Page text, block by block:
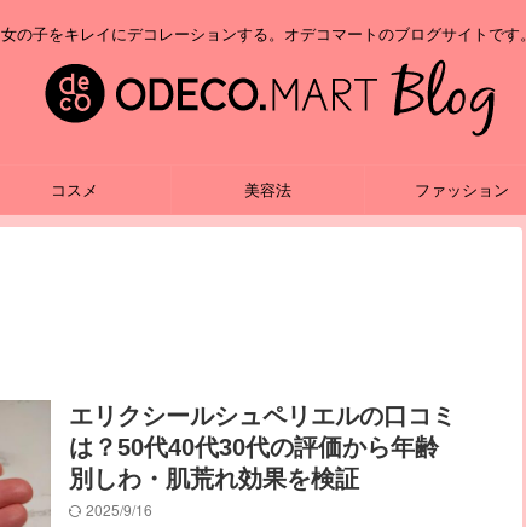
女の子をキレイにデコレーションする。オデコマートのブログサイトです。
コスメ 美容法 ファッション
エリクシールシュペリエルの口コミ
は？50代40代30代の評価から年齢
別しわ・肌荒れ効果を検証
2025/9/16